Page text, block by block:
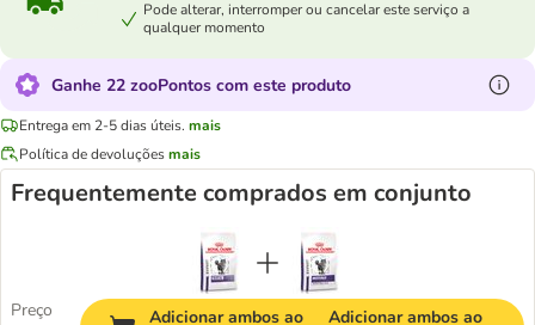
Pode alterar, interromper ou cancelar este serviço a
qualquer momento
Ganhe 22 zooPontos com este produto
Entrega em 2-5 dias úteis. mais
Política de devoluçõesmais
Frequentemente comprados em conjunto
Preço
Adicionar ambos ao
Adicionar ambos ao